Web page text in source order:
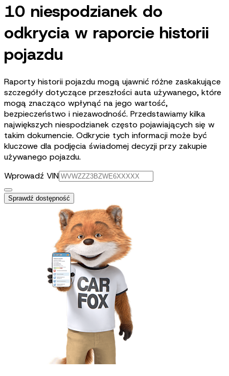
10 niespodzianek do
odkrycia w raporcie historii
pojazdu
Raporty historii pojazdu mogą ujawnić różne zaskakujące
szczegóły dotyczące przeszłości auta używanego, które
mogą znacząco wpłynąć na jego wartość,
bezpieczeństwo i niezawodność. Przedstawiamy kilka
największych niespodzianek często pojawiających się w
takim dokumencie. Odkrycie tych informacji może być
kluczowe dla podjęcia świadomej decyzji przy zakupie
używanego pojazdu.
Wprowadź VIN
Sprawdź dostępność